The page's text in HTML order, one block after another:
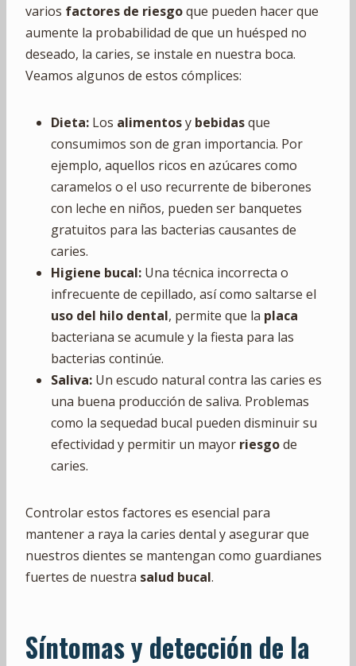
varios factores de riesgoque pueden hacer que
aumente la probabilidad de que un huésped no
deseado, la caries, se instale en nuestra boca.
Veamos algunos de estos cómplices:
Dieta: Los alimentosy bebidasque
consumimos son de gran importancia. Por
ejemplo, aquellos ricos en azúcares como
caramelos o el uso recurrente de biberones
con leche en niños, pueden ser banquetes
gratuitos para las bacterias causantes de
caries.
Higiene bucal: Una técnica incorrecta o
infrecuente de cepillado, así como saltarse el
uso del hilo dental, permite que la placa
bacteriana se acumule y la fiesta para las
bacterias continúe.
Saliva: Un escudo natural contra las caries es
una buena producción de saliva. Problemas
como la sequedad bucal pueden disminuir su
efectividad y permitir un mayor riesgode
caries.
Controlar estos factores es esencial para
mantener a raya la caries dental y asegurar que
nuestros dientes se mantengan como guardianes
fuertes de nuestra salud bucal.
Síntomas y detección de la